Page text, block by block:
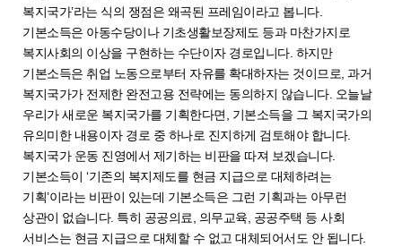
복지국가’라는 식의 쟁점은 왜곡된 프레임이라고 봅니다.
기본소득은 아동수당이나 기초생활보장제도 등과 마찬가지로
복지사회의 이상을 구현하는 수단이자 경로입니다. 하지만
기본소득은 취업 노동으로부터 자유를 확대하자는 것이므로, 과거
복지국가가 전제한 완전고용 전략에는 동의하지 않습니다. 오늘날
우리가 새로운 복지국가를 기획한다면, 기본소득을 그 복지국가의
유의미한 내용이자 경로 중 하나로 진지하게 검토해야 합니다.
복지국가 운동 진영에서 제기하는 비판을 따져 보겠습니다.
기본소득이 ‘기존의 복지제도를 현금 지급으로 대체하려는
기획’이라는 비판이 있는데 기본소득은 그런 기획과는 아무런
상관이 없습니다. 특히 공공의료, 의무교육, 공공주택 등 사회
서비스는 현금 지급으로 대체할 수 없고 대체되어서도 안 됩니다.